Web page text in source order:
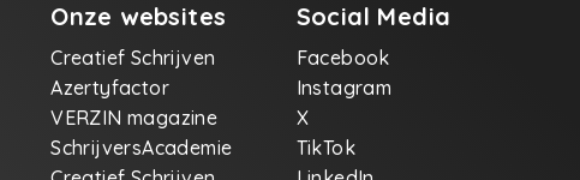
Onze websites
Creatief Schrijven
Azertyfactor
VERZIN magazine
SchrijversAcademie
Social Media
Facebook
Instagram
X
TikTok